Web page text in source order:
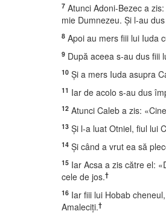
7 Atunci Adoni-Bezec a
mie Dumnezeu. Şi l-au
8 Apoi au mers fiii lui Iuda
9 După aceea s-au dus fiii
10 Şi a mers Iuda asupra
11 Iar de acolo s-au dus
12 Atunci Caleb a zis:
13 Şi l-a luat Otniel, fiul lui
14 Şi când a vrut ea să
15 Iar Acsa a zis către el:
cele de jos.†
16 Iar fiii lui Hobab
Amaleciţi.†